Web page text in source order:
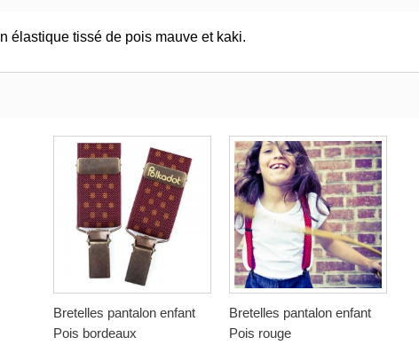
élastique tissé de pois mauve et kaki.
Bretelles pantalon enfant
Pois bordeaux
Bretelles pantalon enfant
Pois rouge